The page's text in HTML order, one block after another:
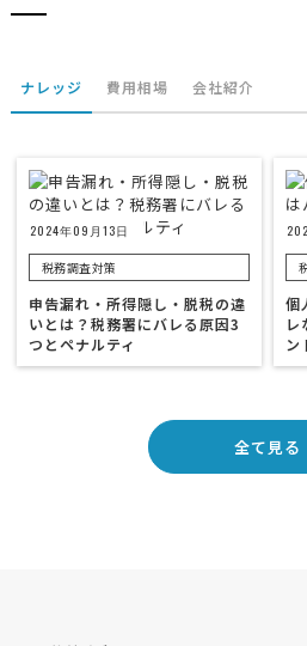
ナレッジ 費用相場 会社紹介
2024年09月13日
税務調査対策
申告漏れ・所得隠し・脱税の違
いとは？税務署にバレる原因3
つとペナルティ
個
レ
ン
全て見る